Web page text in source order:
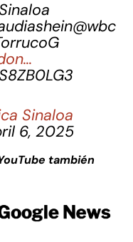
@wbc
Sinaloa
6, 2025
también